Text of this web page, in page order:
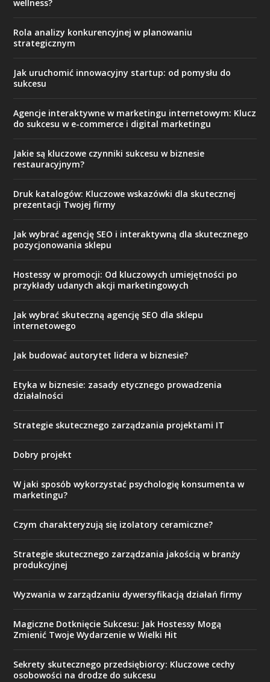
wellness?
Rola analizy konkurencyjnej w planowaniu
strategicznym
Jak uruchomić innowacyjny startup: od pomysłu do
sukcesu
Agencje interaktywne w marketingu internetowym: Klucz
do sukcesu w e-commerce i digital marketingu
Jakie są kluczowe czynniki sukcesu w biznesie
restauracyjnym?
Druk katalogów: Kluczowe wskazówki dla skutecznej
prezentacji Twojej firmy
Jak wybrać agencję SEO i interaktywną dla skutecznego
pozycjonowania sklepu
Hostessy w promocji: Od kluczowych umiejętności po
przykłady udanych akcji marketingowych
Jak wybrać skuteczną agencję SEO dla sklepu
internetowego
Jak budować autorytet lidera w biznesie?
Etyka w biznesie: zasady etycznego prowadzenia
działalności
Strategie skutecznego zarządzania projektami IT
Dobry projekt
W jaki sposób wykorzystać psychologię konsumenta w
marketingu?
Czym charakteryzują się izolatory ceramiczne?
Strategie skutecznego zarządzania jakością w branży
produkcyjnej
Wyzwania w zarządzaniu dywersyfikacją działań firmy
Magiczne Dotknięcie Sukcesu: Jak Hostessy Mogą
Zmienić Twoje Wydarzenie w Wielki Hit
Sekrety skutecznego przedsiębiorcy: Kluczowe cechy
osobowości na drodze do sukcesu